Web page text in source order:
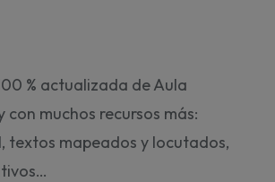
% actualizada de Aula
muchos recursos más:
textos mapeados y locutados,